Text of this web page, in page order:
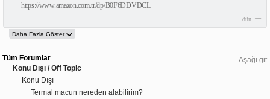
https://www.amazon.com.tr/dp/B0F6DDVDCL
dün
Aşağı git
Tüm Forumlar
Konu Dışı / Off Topic
Konu Dışı
Termal macun nereden alabilirim?